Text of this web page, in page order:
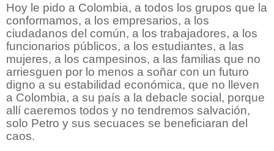
Hoy le pido a Colombia, a todos los grupos que la
conformamos, a los empresarios, a los
ciudadanos del común, a los trabajadores, a los
funcionarios públicos, a los estudiantes, a las
mujeres, a los campesinos, a las familias que no
arriesguen por lo menos a soñar con un futuro
digno a su estabilidad económica, que no lleven
a Colombia, a su país a la debacle social, porque
allí caeremos todos y no tendremos salvación,
solo Petro y sus secuaces se beneficiaran del
caos.